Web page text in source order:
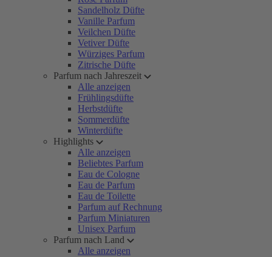
Sandelholz Düfte
Vanille Parfum
Veilchen Düfte
Vetiver Düfte
Würziges Parfum
Zitrische Düfte
Parfum nach Jahreszeit
Alle anzeigen
Frühlingsdüfte
Herbstdüfte
Sommerdüfte
Winterdüfte
Highlights
Alle anzeigen
Beliebtes Parfum
Eau de Cologne
Eau de Parfum
Eau de Toilette
Parfum auf Rechnung
Parfum Miniaturen
Unisex Parfum
Parfum nach Land
Alle anzeigen